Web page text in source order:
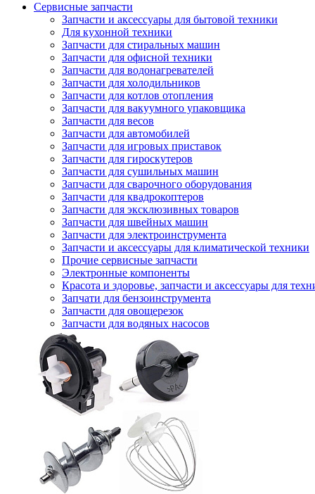
Сервисные запчасти
Запчасти и аксессуары для бытовой техники
Для кухонной техники
Запчасти для стиральных машин
Запчасти для офисной техники
Запчасти для водонагревателей
Запчасти для холодильников
Запчасти для котлов отопления
Запчасти для вакуумного упаковщика
Запчасти для весов
Запчасти для автомобилей
Запчасти для игровых приставок
Запчасти для гироскутеров
Запчасти для сушильных машин
Запчасти для сварочного оборудования
Запчасти для квадрокоптеров
Запчасти для эксклюзивных товаров
Запчасти для швейных машин
Запчасти для электроинструмента
Запчасти и аксессуары для климатической техники
Прочие сервисные запчасти
Электронные компоненты
Красота и здоровье, запчасти и аксессуары для
Запчати для бензоинструмента
Запчасти для овощерезок
Запчасти для водяных насосов